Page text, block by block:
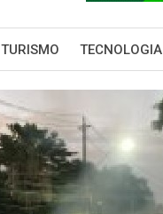
TURISMO TECNOLOGIA